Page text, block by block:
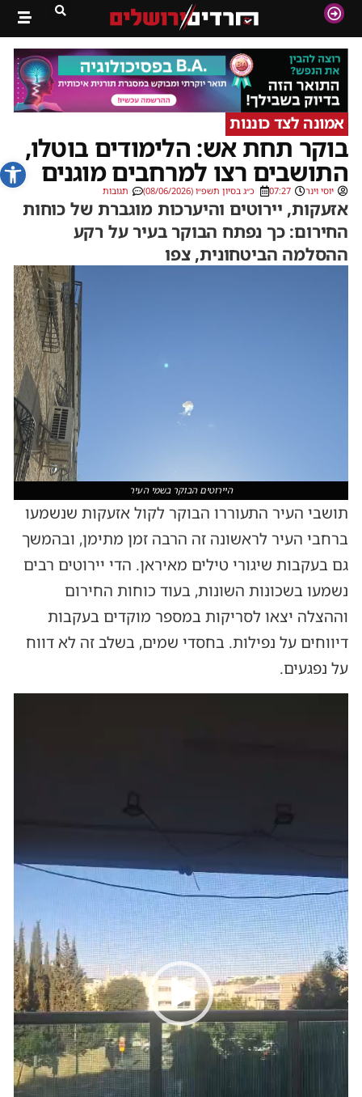
פתח
אמונה לצד כוננות
בוקר תחת אש: הלימודים בוטלו,
התושבים רצו למרחבים מוגנים
יוסי וינר 07:27 כ״ג בסיון תשפ״ו (08/06/2026) תגובות
אזעקות, יירוטים והיערכות מוגברת של כוחות
החירום: כך נפתח הבוקר בעיר על רקע
ההסלמה הביטחונית, צפו
היירוטים הבוקר בשמי העיר
תושבי העיר התעוררו הבוקר לקול אזעקות שנשמעו
ברחבי העיר לראשונה זה הרבה זמן מתימן, ובהמשך
גם בעקבות שיגורי טילים מאיראן. הדי יירוטים רבים
נשמעו בשכונות השונות, בעוד כוחות החירום
וההצלה יצאו לסריקות במספר מוקדים בעקבות
דיווחים על נפילות. בחסדי שמים, בשלב זה לא דווח
על נפגעים.